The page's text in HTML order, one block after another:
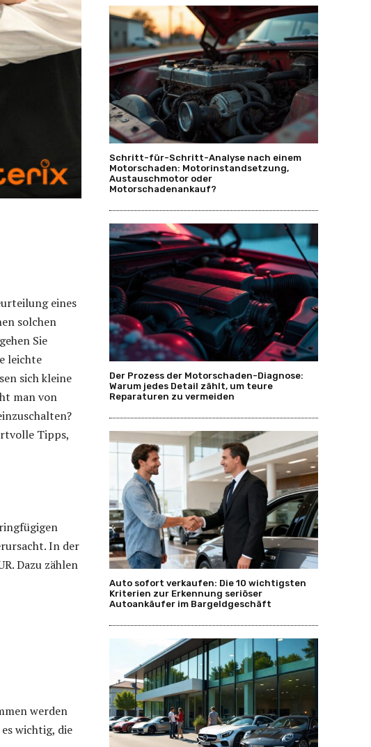
eines
solchen
Sie
leichte
sich kleine
man von
Tipps,
In der
Dazu zählen
werden
wichtig, die
Schritt-für-Schritt-Analyse nach einem
Motorschaden: Motorinstandsetzung,
Austauschmotor oder
Motorschadenankauf?
Der Prozess der Motorschaden-Diagnose:
Warum jedes Detail zählt, um teure
Reparaturen zu vermeiden
Auto sofort verkaufen: Die 10 wichtigsten
Kriterien zur Erkennung seriöser
Autoankäufer im Bargeldgeschäft